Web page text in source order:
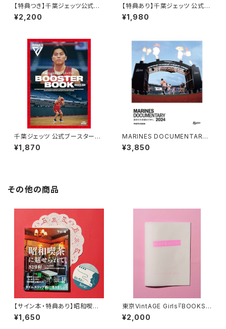
【特典つき】千葉ジェッツ公式ブ
ースターブック 2025-26
¥2,200
【特典あり】千葉ジェッツ 公式ブ
ースターブック 2024-25
¥1,980
千葉ジェッツ 公式ブースターブ
ック 2023-24
¥1,870
MARINES DOCUMENTARY
2024 自分たちを超えてゆく。 P
HOTO BOOK
¥3,850
その他の商品
【サイン本・特典あり】昭和喫茶
に魅せられて、819軒
¥1,650
東京VintAGE Girls『BOOKS J
UICY』
¥2,000